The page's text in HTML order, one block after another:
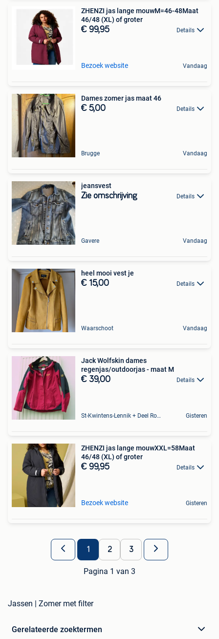
ZHENZI jas lange mouwM=46-48Maat
46/48 (XL) of groter
€ 99,95 Details
Bezoek website Vandaag
Dames zomer jas maat 46
€ 5,00 Details
Brugge Vandaag
jeansvest
Zie omschrijving Details
Gavere Vandaag
heel mooi vest je
€ 15,00 Details
Waarschoot Vandaag
Jack Wolfskin dames
regenjas/outdoorjas - maat M
€ 39,00 Details
St-Kwintens-Lennik + Deel Roosdaal Gisteren
ZHENZI jas lange mouwXXL=58Maat
46/48 (XL) of groter
€ 99,95 Details
Bezoek website Gisteren
1 2 3
Pagina 1 van 3
Jassen | Zomer met filter
Gerelateerde zoektermen